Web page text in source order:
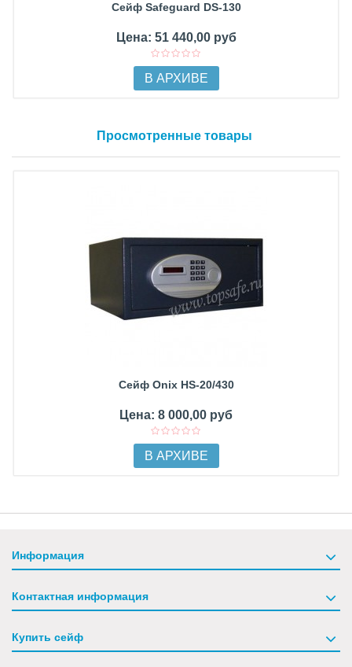
Сейф Safeguard DS-130
Цена: 51 440,00 руб
В АРХИВЕ
Просмотренные товары
Сейф Onix HS-20/430
Цена: 8 000,00 руб
В АРХИВЕ
Информация
Контактная информация
Купить сейф